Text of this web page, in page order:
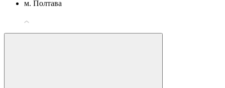
м. Полтава